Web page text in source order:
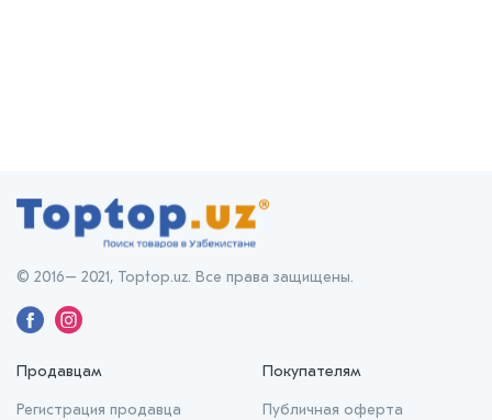
Продавцам
Регистрация продавца
Покупателям
Публичная оферта
© 2016– 2021, Toptop.uz. Все права защищены.